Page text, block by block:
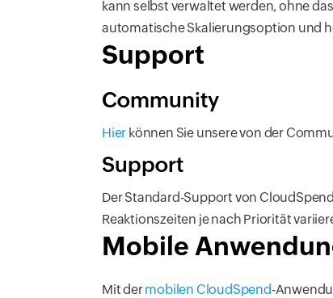
kann selbst verwaltet werden, ohne
automatische Skalierungsoption und
Support
Community
Hier können Sie unsere von der
Support
Der Standard-Support von
Reaktionszeiten je nach Priorität
Mobile
Mit dermobilen CloudSpend-